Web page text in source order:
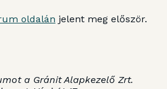
oldalán jelent meg először.
a Gránit Alapkezelő Zrt.